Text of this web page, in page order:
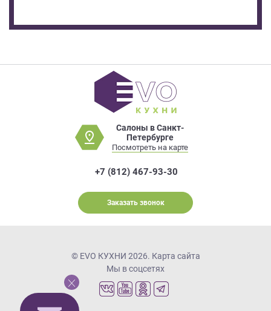
Салоны в Санкт-
Петербурге
Посмотреть на карте
+7 (812) 467-93-30
Заказать звонок
© EVO КУХНИ 2026. Карта сайта
Мы в соцсетях